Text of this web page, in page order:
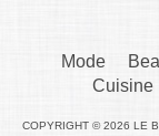
Mode
Cuisine
COPYRIGHT © 2026 LE